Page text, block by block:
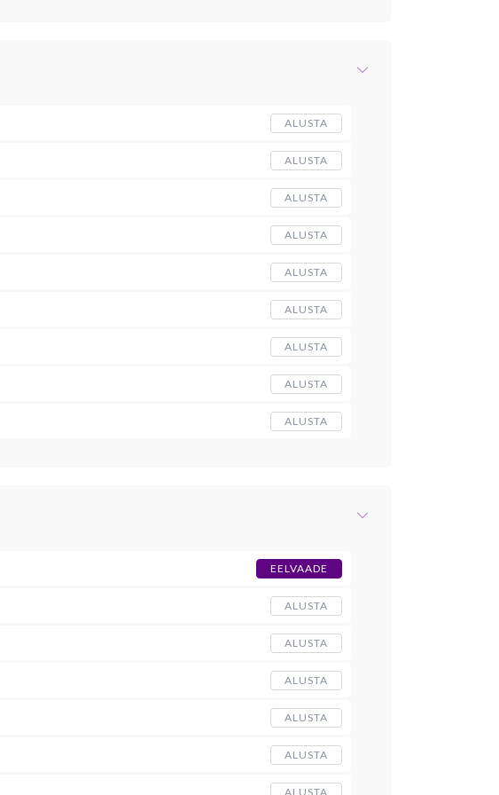
ALUSTA
ALUSTA
ALUSTA
ALUSTA
ALUSTA
ALUSTA
ALUSTA
ALUSTA
ALUSTA
EELVAADE
ALUSTA
ALUSTA
ALUSTA
ALUSTA
ALUSTA
ALUSTA